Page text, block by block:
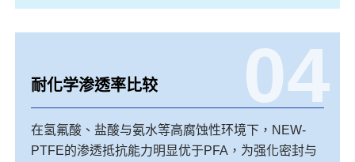
04
耐化学渗透率比较
在氢氟酸、盐酸与氨水等高腐蚀性环境下，NEW-
PTFE的渗透抵抗能力明显优于PFA，为强化密封与